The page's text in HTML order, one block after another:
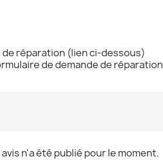
réparation (lien ci-dessous)
de demande de réparation
n'a été publié pour le moment.